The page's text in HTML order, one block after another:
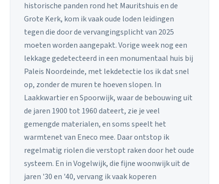
historische panden rond het Mauritshuis en de
Grote Kerk, kom ik vaak oude loden leidingen
tegen die door de vervangingsplicht van 2025
moeten worden aangepakt. Vorige week nog een
lekkage gedetecteerd in een monumentaal huis bij
Paleis Noordeinde, met lekdetectie los ik dat snel
op, zonder de muren te hoeven slopen. In
Laakkwartier en Spoorwijk, waar de bebouwing uit
de jaren 1900 tot 1960 dateert, zie je veel
gemengde materialen, en soms speelt het
warmtenet van Eneco mee. Daar ontstop ik
regelmatig riolen die verstopt raken door het oude
systeem. En in Vogelwijk, die fijne woonwijk uit de
jaren '30 en '40, vervang ik vaak koperen